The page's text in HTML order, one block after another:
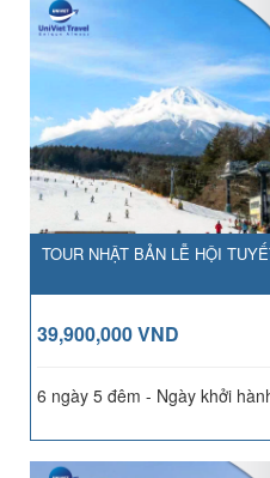
TOUR NHẬT BẢN LỄ HỘI
39,900,000 VND
6 ngày 5 đêm - Ngày khởi